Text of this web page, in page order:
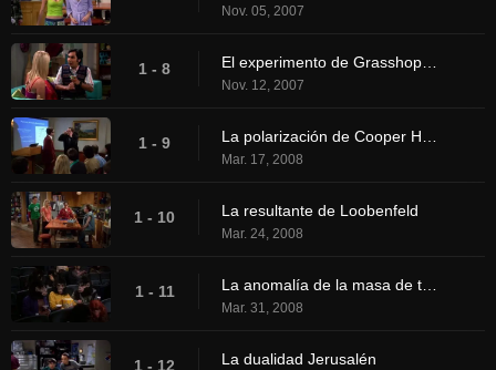
Nov. 05, 2007
1 - 8 El experimento de Grasshopper
Nov. 12, 2007
1 - 9 La polarización de Cooper Hofstadter
Mar. 17, 2008
1 - 10 La resultante de Loobenfeld
Mar. 24, 2008
1 - 11 La anomalía de la masa de tortitas
Mar. 31, 2008
1 - 12 La dualidad Jerusalén